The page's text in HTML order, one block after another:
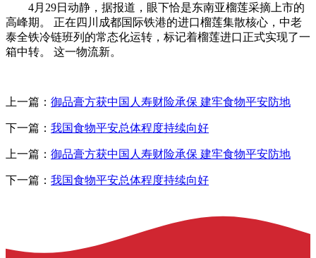
4月29日动静，据报道，眼下恰是东南亚榴莲采摘上市的
高峰期。 正在四川成都国际铁港的进口榴莲集散核心，中老
泰全铁冷链班列的常态化运转，标记着榴莲进口正式实现了一
箱中转。 这一物流新。
上一篇： 御品膏方获中国人寿财险承保 建牢食物平安防地
下一篇： 我国食物平安总体程度持续向好
上一篇： 御品膏方获中国人寿财险承保 建牢食物平安防地
下一篇： 我国食物平安总体程度持续向好